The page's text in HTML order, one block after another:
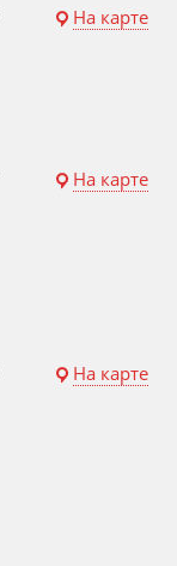
На карте
На карте
На карте